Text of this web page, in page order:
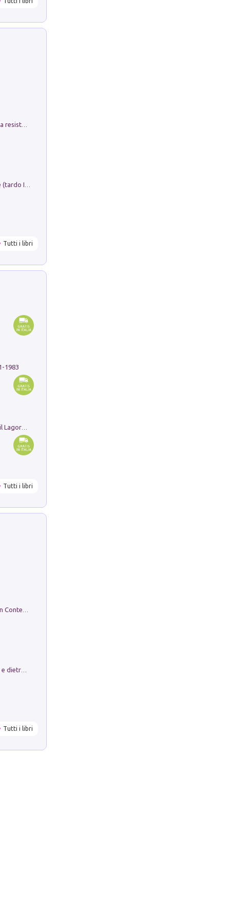
Memorial Santa Giulia. Sculture per la resistenza Monchio di Palagano
Tutti i libri
1983
Tutti i libri
in alto! Livello A1. Con CD-Audio. Con Contenuto digitale per accesso on line
Tutti i libri